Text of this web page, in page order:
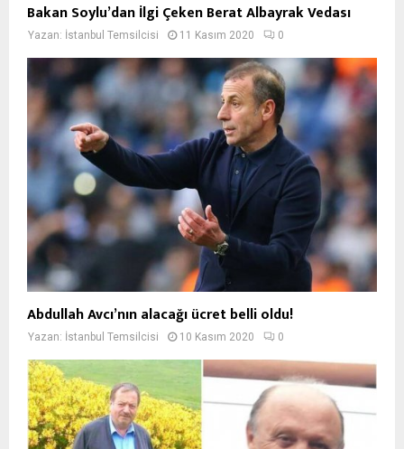
Bakan Soylu’dan İlgi Çeken Berat Albayrak Vedası
Yazan: İstanbul Temsilcisi 11 Kasım 2020 0
Abdullah Avcı’nın alacağı ücret belli oldu!
Yazan: İstanbul Temsilcisi 10 Kasım 2020 0